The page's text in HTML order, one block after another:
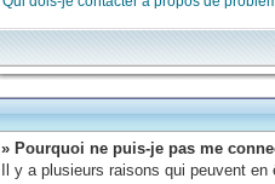
» Pourquoi ne puis-je pas me
Il y a plusieurs raisons qui peuvent